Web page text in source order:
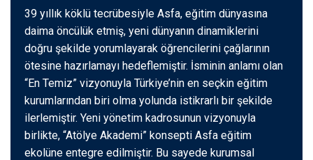
39 yıllık köklü tecrübesiyle Asfa, eğitim dünyasına
daima öncülük etmiş, yeni dünyanın dinamiklerini
doğru şekilde yorumlayarak öğrencilerini çağlarının
ötesine hazırlamayı hedeflemiştir. İsminin anlamı olan
“En Temiz” vizyonuyla Türkiye’nin en seçkin eğitim
kurumlarından biri olma yolunda istikrarlı bir şekilde
ilerlemiştir. Yeni yönetim kadrosunun vizyonuyla
birlikte, “Atölye Akademi” konsepti Asfa eğitim
ekolüne entegre edilmiştir. Bu sayede kurumsal